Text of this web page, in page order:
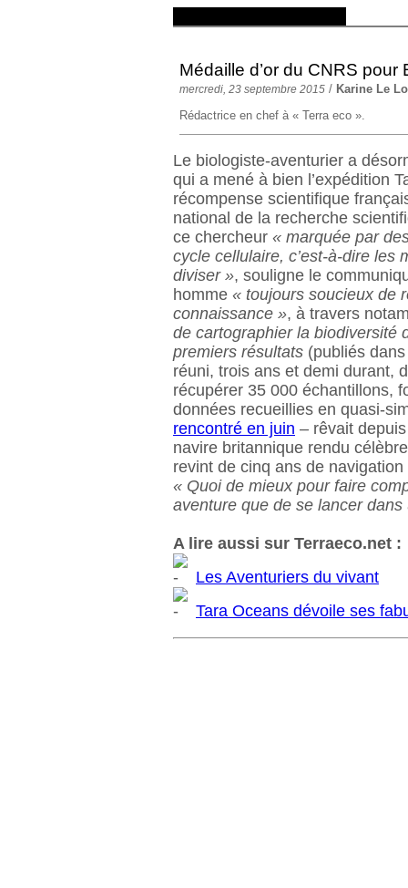
Médaille d’or du CNRS pour
mercredi, 23 septembre 2015 / Karine Le
Rédactrice en chef à « Terra eco ».
Le biologiste-aventurier a
qui a mené à bien l’expédition
récompense scientifique
national de la recherche
ce chercheur « marquée par
cycle cellulaire, c’est-à-dire les
diviser », souligne le
homme « toujours soucieux de
connaissance », à travers
de cartographier la biodiversité
premiers résultats (publiés
réuni, trois ans et demi durant,
récupérer 35 000 échantillons,
données recueillies en quasi-
rencontré en juin – rêvait
navire britannique rendu
revint de cinq ans de
« Quoi de mieux pour faire
aventure que de se lancer dans
A lire aussi sur Terraeco.net :
Les Aventuriers du vivant
Tara Oceans dévoile ses